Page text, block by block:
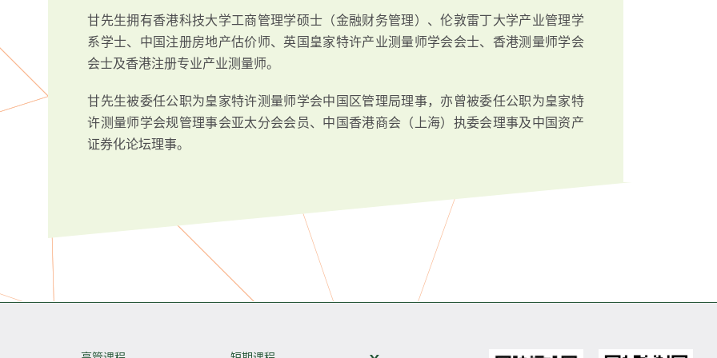
甘先生拥有香港科技大学工商管理学硕士（金融财务管理）、伦敦雷丁大学产业管理学
系学士、中国注册房地产估价师、英国皇家特许产业测量师学会会士、香港测量师学会
会士及香港注册专业产业测量师。
甘先生被委任公职为皇家特许测量师学会中国区管理局理事，亦曾被委任公职为皇家特
许测量师学会规管理事会亚太分会会员、中国香港商会（上海）执委会理事及中国资产
证券化论坛理事。